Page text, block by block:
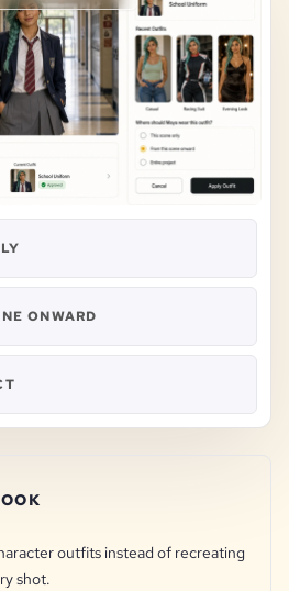
ONWARD
outfits instead of recreating
shot.